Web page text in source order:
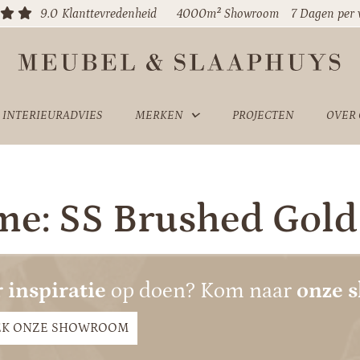
9.0 Klanttevredenheid 4000m² Showroom 7 Dagen per
INTERIEURADVIES MERKEN PROJECTEN OVER
SS Brushed
inspiratie op doen? Kom naar onze
ONZE SHOWROOM